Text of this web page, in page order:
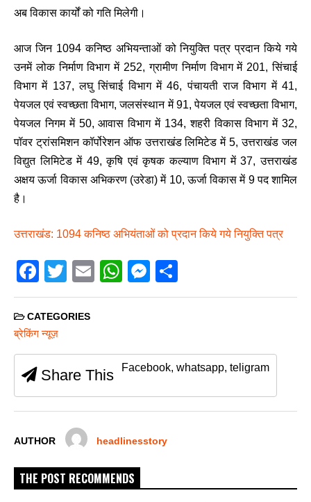
अब विकास कार्यों को गति मिलेगी।
आज जिन 1094 कनिष्ठ अभियन्ताओं को नियुक्ति पत्र प्रदान किये गये
उनमें लोक निर्माण विभाग में 252, ग्रामीण निर्माण विभाग में 201, सिंचाई
विभाग में 137, लघु सिंचाई विभाग में 46, पंचायती राज विभाग में 41,
पेयजल एवं स्वच्छता विभाग, जलसंस्थान में 91, पेयजल एवं स्वच्छता विभाग,
पेयजल निगम में 50, आवास विभाग में 134, शहरी विकास विभाग में 32,
पॉवर ट्रांसमिशन कॉर्पोरेशन ऑफ उत्तराखंड लिमिटेड में 5, उत्तराखंड जल
विद्युत लिमिटेड में 49, कृषि एवं कृषक कल्याण विभाग में 37, उत्तराखंड
अक्षय ऊर्जा विकास अभिकरण (उरेडा) में 10, ऊर्जा विकास में 9 पद शामिल
है।
उत्तराखंड: 1094 कनिष्ठ अभियंताओं को प्रदान किये गये नियुक्ति पत्र
F
a
c
e
b
o
o
T
wi
tt
E
m
W
h
A
p
M
e
n
er
h
CATEGORIES
ब्रेकिंग न्यूज़
Share This Facebook, whatsapp, teligram
AUTHOR headlinesstory
THE POST RECOMMENDS